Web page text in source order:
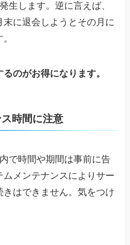
生します。逆に言えば、
末に退会しようとその月に
のがお得になります。
時間に注意
で時間や期間は事前に告
メンテナンスによりサー
きはできません。気をつけ